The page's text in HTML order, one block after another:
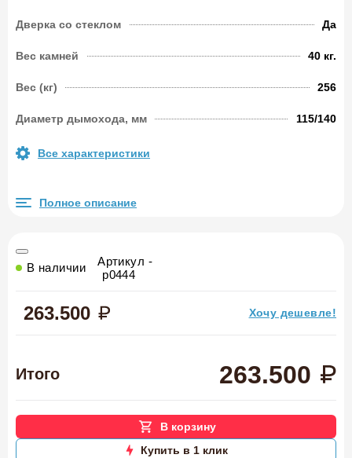
Все характеристики
Дверка со стеклом Да
Вес камней 40 кг.
Вес (кг) 256
Диаметр дымохода, мм 115/140
Полное описание
В наличии
Артикул -
p0444
263.500 Хочу дешевле!
Итого 263.500
В корзину
Купить в 1 клик